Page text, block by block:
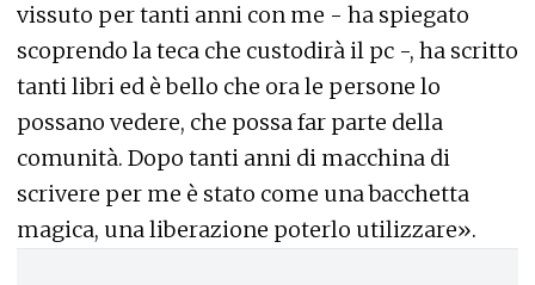
vissuto per tanti anni con me - ha spiegato
scoprendo la teca che custodirà il pc -, ha scritto
tanti libri ed è bello che ora le persone lo
possano vedere, che possa far parte della
comunità. Dopo tanti anni di macchina di
scrivere per me è stato come una bacchetta
magica, una liberazione poterlo utilizzare».